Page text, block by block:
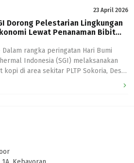
23 April 2026
Dorong Pelestarian Lingkungan
Lewat Penanaman Bibit
rangka peringatan Hari Bumi
Indonesia (SGI) melaksanakan
kopi di area sekitar PLTP Sokoria, Desa
dengan tema Hari Bumi Sedunia 2026,